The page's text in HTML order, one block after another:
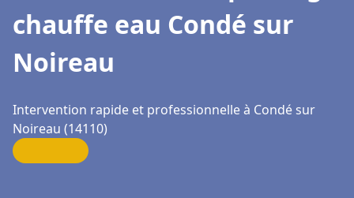
chauffe eau Condé sur
Noireau
Intervention rapide et professionnelle à Condé sur
Noireau (14110)